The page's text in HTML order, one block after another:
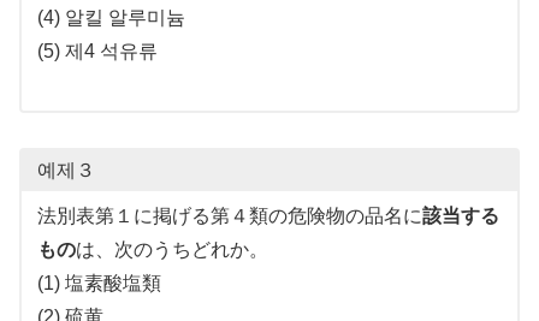
(4) 알킬 알루미늄
(5) 제4 석유류
예제３
法別表第１に掲げる第４類の危険物の品名に該当する
ものは、次のうちどれか。
(1) 塩素酸塩類
(2) 硫黄